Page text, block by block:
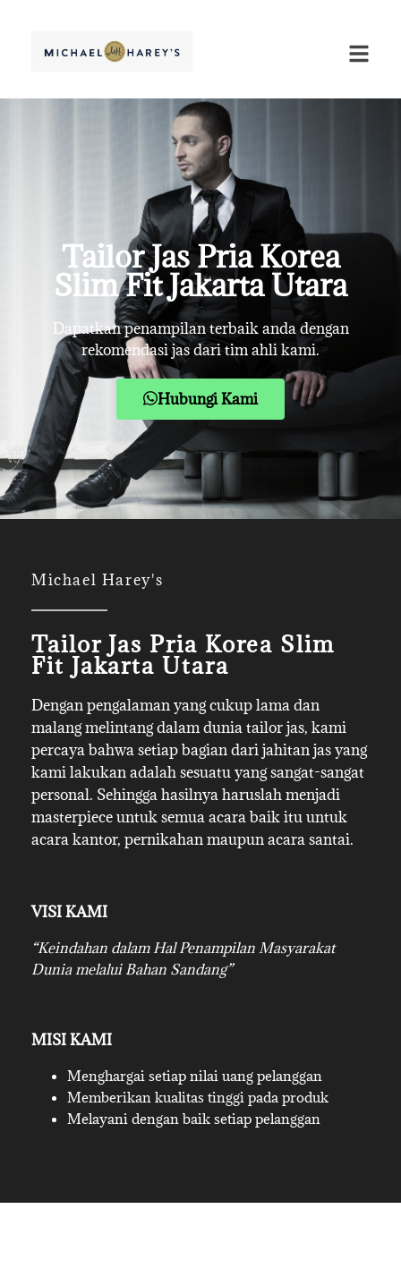
Tailor Jas Pria Korea
Slim Fit Jakarta Utara
Dapatkan penampilan terbaik anda dengan
rekomendasi jas dari tim ahli kami.
Hubungi Kami
Michael Harey's
Tailor Jas Pria Korea Slim
Fit Jakarta Utara
Dengan pengalaman yang cukup lama dan
malang melintang dalam dunia tailor jas, kami
percaya bahwa setiap bagian dari jahitan jas yang
kami lakukan adalah sesuatu yang sangat-sangat
personal. Sehingga hasilnya haruslah menjadi
masterpiece untuk semua acara baik itu untuk
acara kantor, pernikahan maupun acara santai.
VISI KAMI
“Keindahan dalam Hal Penampilan Masyarakat
Dunia melalui Bahan Sandang”
MISI KAMI
Menghargai setiap nilai uang pelanggan
Memberikan kualitas tinggi pada produk
Melayani dengan baik setiap pelanggan